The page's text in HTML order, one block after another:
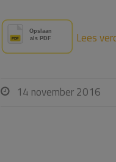
Lees
 14 november 2016